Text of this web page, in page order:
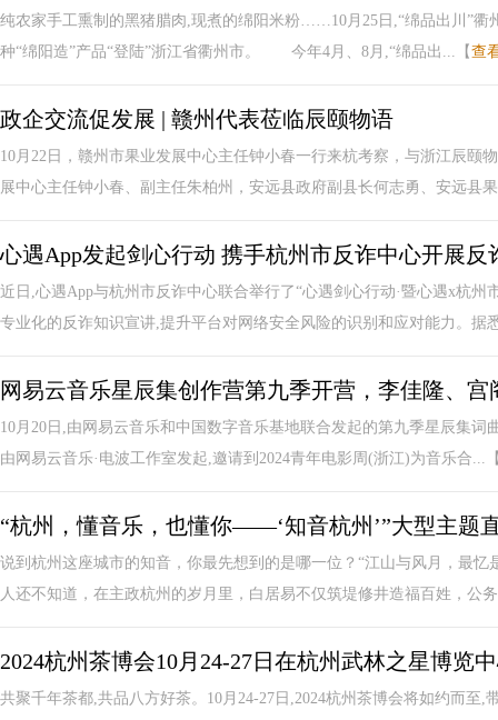
纯农家手工熏制的黑猪腊肉,现煮的绵阳米粉……10月25日,“绵品出川”衢
种“绵阳造”产品“登陆”浙江省衢州市。 今年4月、8月,“绵品出...【 查
政企交流促发展 | 赣州代表莅临辰颐物语
10月22日，赣州市果业发展中心主任钟小春一行来杭考察，与浙江辰颐
展中心主任钟小春、副主任朱柏州，安远县政府副县长何志勇、安远县
心遇App发起剑心行动 携手杭州市反诈中心开展反
近日,心遇App与杭州市反诈中心联合举行了“心遇剑心行动·暨心遇x杭
专业化的反诈知识宣讲,提升平台对网络安全风险的识别和应对能力。据
网易云音乐星辰集创作营第九季开营，李佳隆、
10月20日,由网易云音乐和中国数字音乐基地联合发起的第九季星辰集
由网易云音乐·电波工作室发起,邀请到2024青年电影周(浙江)为音乐合...
“杭州，懂音乐，也懂你——‘知音杭州’”大型主题
说到杭州这座城市的知音，你最先想到的是哪一位？“江山与风月，最
人还不知道，在主政杭州的岁月里，白居易不仅筑堤修井造福百姓，公
2024杭州茶博会10月24-27日在杭州武林之星博览
共聚千年茶都,共品八方好茶。10月24-27日,2024杭州茶博会将如约而至